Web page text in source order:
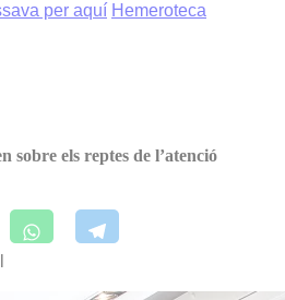
per aquí Hemeroteca
sobre els reptes de l’atenció